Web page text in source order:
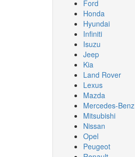
Ford
Honda
Hyundai
Infiniti
Isuzu
Jeep
Kia
Land Rover
Lexus
Mazda
Mercedes-Benz
Mitsubishi
Nissan
Opel
Peugeot